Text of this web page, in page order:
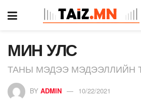
МИН УЛС
ТАНЫ МЭДЭЭ МЭДЭЭЛЛИЙН
BY ADMIN 10/22/2021